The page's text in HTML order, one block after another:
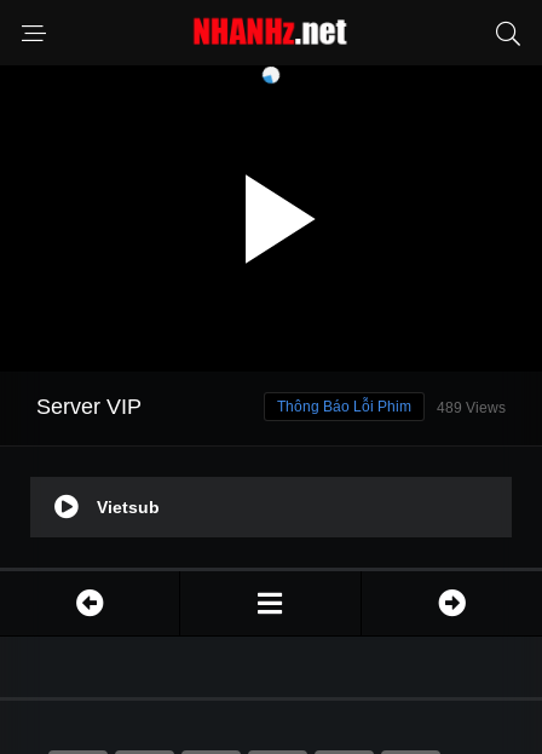
Server VIP 489 Views
Thông Báo Lỗi Phim
Vietsub